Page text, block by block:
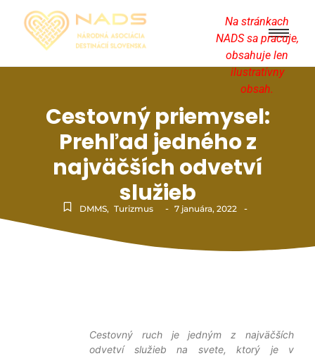
Na stránkach
NADS sa pracuje,
obsahuje len
ilustratívny
obsah.
Cestovný priemysel:
Prehľad jedného z
najväčších odvetví
služieb
DMMS, Turizmus - 7 januára, 2022 -
Cestovný ruch je jedným z najväčších
odvetví služieb na svete, ktorý je v